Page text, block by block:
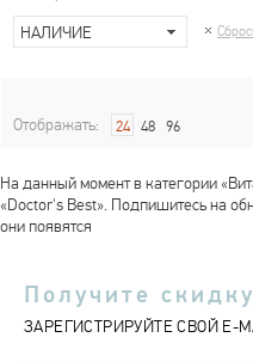
НАЛИЧИЕ
Отображать: 24 48 96
На данный момент в категории
«Doctor's Best». Подпишитесь на
они появятся
Получите скидку
ЗАРЕГИСТРИРУЙТЕ СВОЙ E-